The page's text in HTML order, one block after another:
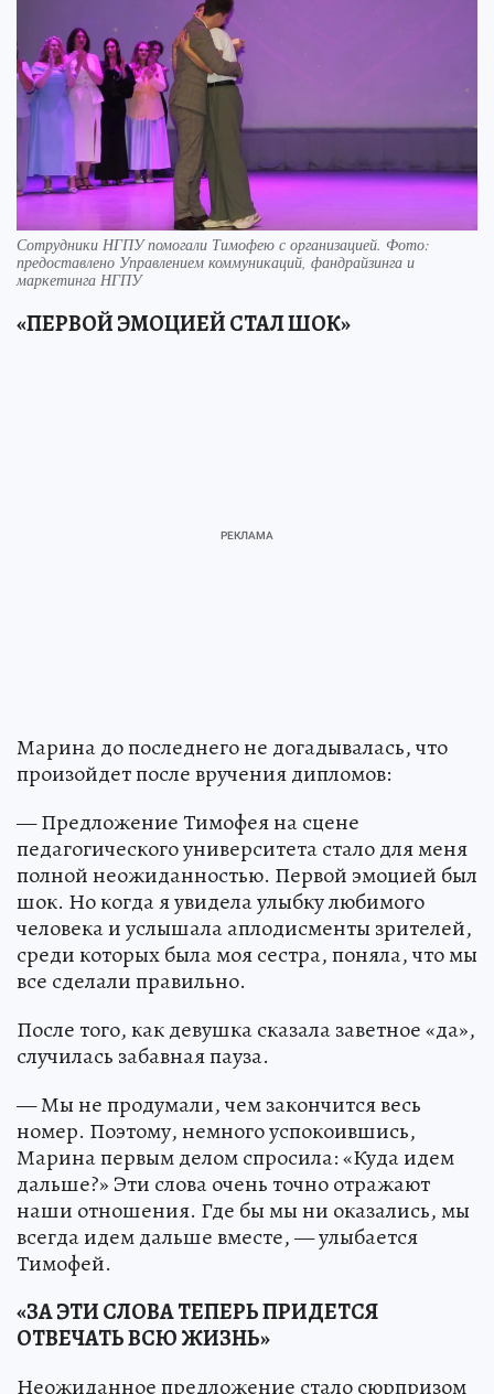
Сотрудники НГПУ помогали Тимофею с организацией. Фото:
предоставлено Управлением коммуникаций, фандрайзинга и
маркетинга НГПУ
«ПЕРВОЙ ЭМОЦИЕЙ СТАЛ ШОК»
Марина до последнего не догадывалась, что
произойдет после вручения дипломов:
— Предложение Тимофея на сцене
педагогического университета стало для меня
полной неожиданностью. Первой эмоцией был
шок. Но когда я увидела улыбку любимого
человека и услышала аплодисменты зрителей,
среди которых была моя сестра, поняла, что мы
все сделали правильно.
После того, как девушка сказала заветное «да»,
случилась забавная пауза.
— Мы не продумали, чем закончится весь
номер. Поэтому, немного успокоившись,
Марина первым делом спросила: «Куда идем
дальше?» Эти слова очень точно отражают
наши отношения. Где бы мы ни оказались, мы
всегда идем дальше вместе, — улыбается
Тимофей.
«ЗА ЭТИ СЛОВА ТЕПЕРЬ ПРИДЕТСЯ
ОТВЕЧАТЬ ВСЮ ЖИЗНЬ»
Неожиданное предложение стало сюрпризом